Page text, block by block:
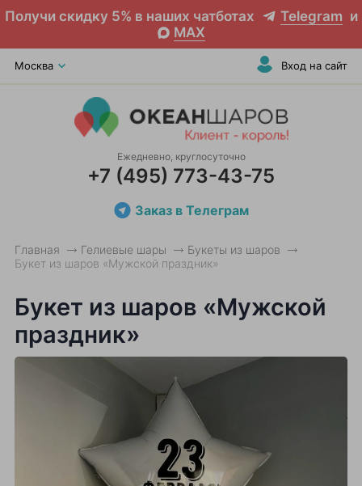
Получи скидку 5% в наших чатботах Telegram и
MAX
Москва Вход на сайт
Ежедневно, круглосуточно
+7 (495) 773-43-75
Заказ в Телеграм
Главная Гелиевые шары
Букеты из шаров
Букет из шаров «Мужской праздник»
Букет из шаров «Мужской
праздник»